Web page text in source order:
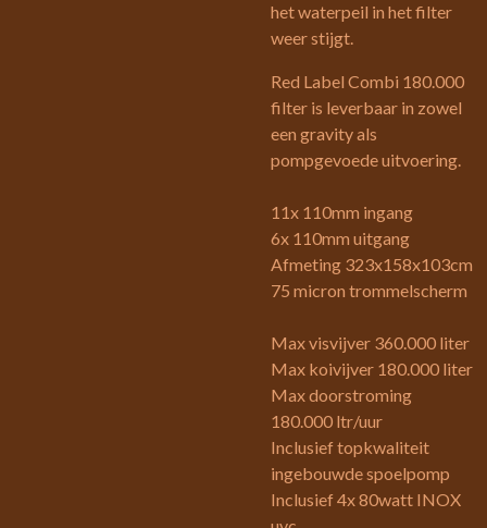
het waterpeil in het filter
weer stijgt.
Red Label Combi 180.000
filter is leverbaar in zowel
een gravity als
pompgevoede uitvoering.
11x 110mm ingang
6x 110mm uitgang
Afmeting 323x158x103cm
75 micron trommelscherm
Max visvijver 360.000 liter
Max koivijver 180.000 liter
Max doorstroming
180.000 ltr/uur
Inclusief topkwaliteit
ingebouwde spoelpomp
Inclusief 4x 80watt INOX